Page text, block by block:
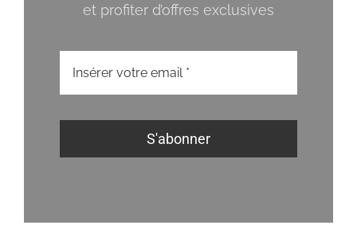
et profiter d’offres exclusives
S'abonner